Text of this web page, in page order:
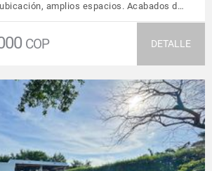
amplios espacios. Acabados d…
COP DETALLE